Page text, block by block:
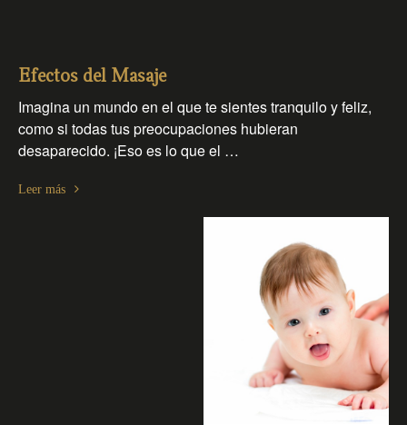
Efectos del Masaje
Imagina un mundo en el que te sientes tranquilo y feliz,
como si todas tus preocupaciones hubieran
desaparecido. ¡Eso es lo que el …
Leer más